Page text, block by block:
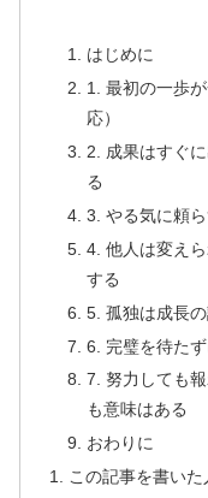
はじめに
1. 最初の一歩
応）
2. 成果はすぐ
る
3. やる気に頼
4. 他人は変え
する
5. 孤独は成長
6. 完璧を待た
7. 努力しても
も意味はある
おわりに
この記事を書い